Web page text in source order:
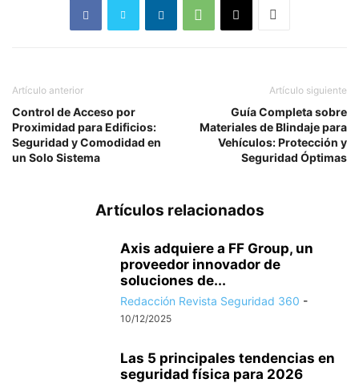
Artículo anterior
Control de Acceso por
Proximidad para Edificios:
Seguridad y Comodidad en
un Solo Sistema
Artículo siguiente
Guía Completa sobre
Materiales de Blindaje para
Vehículos: Protección y
Seguridad Óptimas
Artículos relacionados
Axis adquiere a FF Group, un
proveedor innovador de
soluciones de...
Redacción Revista Seguridad 360 -
10/12/2025
Las 5 principales tendencias en
seguridad física para 2026